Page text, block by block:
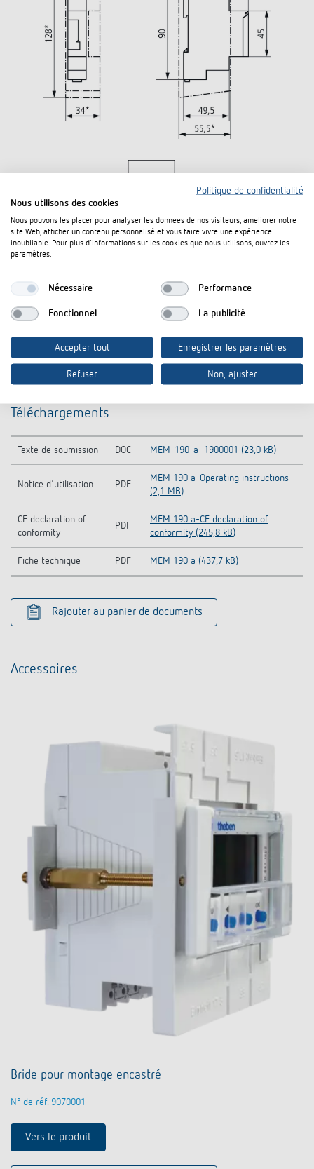
Téléchargements
Texte de soumission DOC MEM-190-a_1900001 (23,0 kB)
Notice d'utilisation PDF
MEM 190 a-Operating instructions
(2,1 MB)
CE declaration of
conformity
PDF
MEM 190 a-CE declaration of
conformity (245,8 kB)
Fiche technique PDF MEM 190 a (437,7 kB)
Rajouter au panier de documents
Accessoires
Bride pour montage encastré
N° de réf. 9070001
Vers le produit
Politique de confidentialité
Nous utilisons des cookies
Nous pouvons les placer pour analyser les données de nos visiteurs, améliorer notre
site Web, afficher un contenu personnalisé et vous faire vivre une expérience
inoubliable. Pour plus d'informations sur les cookies que nous utilisons, ouvrez les
paramètres.
Nécessaire Performance
Fonctionnel La publicité
Accepter tout Enregistrer les paramètres
Refuser Non, ajuster